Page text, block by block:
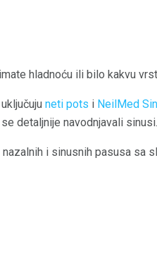
hladnoću ili bilo kakvu
neti pots i NeilMed
detaljnije navodnjavali sinusi.
i sinusnih pasusa sa